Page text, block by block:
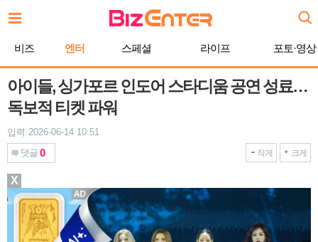
문
비즈 엔터 스페셜 라이프 포토·영상
아이들, 싱가포르 인도어 스타디움 공연 성료…
독보적 티켓 파워
입력 2026-06-14 10:51
댓글 0 작게 크게
X